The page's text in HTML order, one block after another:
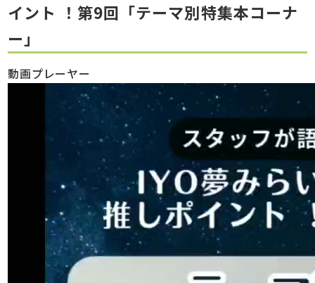
イント ！第9回「テーマ別特集本コーナ
ー」
動画プレーヤー